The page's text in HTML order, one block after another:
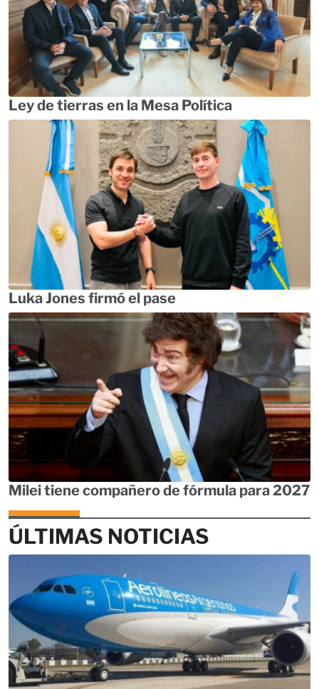
Ley de tierras en la Mesa Política
Luka Jones firmó el pase
Milei tiene compañero de fórmula para 2027
ÚLTIMAS NOTICIAS